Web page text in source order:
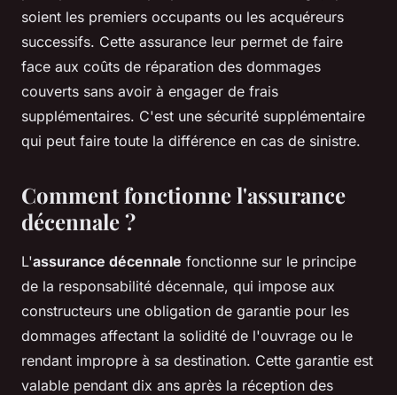
soient les premiers occupants ou les acquéreurs
successifs. Cette assurance leur permet de faire
face aux coûts de réparation des dommages
couverts sans avoir à engager de frais
supplémentaires. C'est une sécurité supplémentaire
qui peut faire toute la différence en cas de sinistre.
Comment fonctionne l'assurance
décennale ?
L'assurance décennale fonctionne sur le principe
de la responsabilité décennale, qui impose aux
constructeurs une obligation de garantie pour les
dommages affectant la solidité de l'ouvrage ou le
rendant impropre à sa destination. Cette garantie est
valable pendant dix ans après la réception des